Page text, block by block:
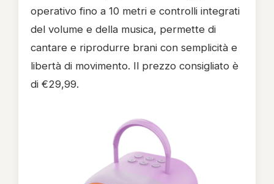
operativo fino a 10 metri e controlli integrati
del volume e della musica, permette di
cantare e riprodurre brani con semplicità e
libertà di movimento. Il prezzo consigliato è
di €29,99.